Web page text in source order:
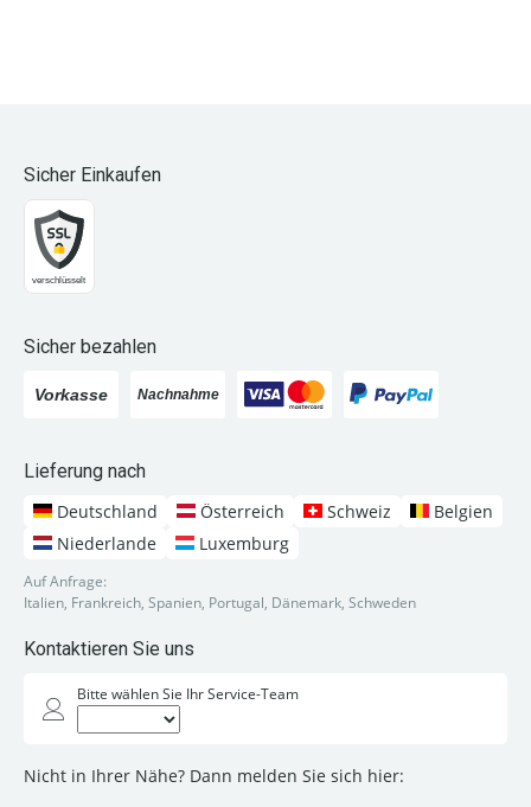
Sicher Einkaufen
Sicher bezahlen
Lieferung nach
Deutschland
Österreich Schweiz
Belgien
Niederlande
Luxemburg
Auf Anfrage:
Italien, Frankreich, Spanien, Portugal, Dänemark, Schweden
Kontaktieren Sie uns
Bitte wählen Sie Ihr Service-Team
Nicht in Ihrer Nähe? Dann melden Sie sich hier: